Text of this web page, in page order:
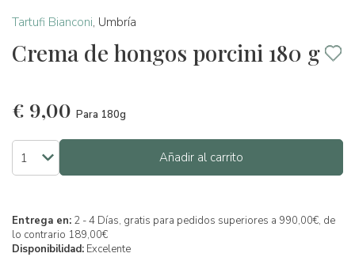
Tartufi Bianconi, Umbría
Crema de hongos porcini 180 g
€ 9,00 Para 180g
Añadir al carrito
Entrega en: 2 - 4 Días, gratis para pedidos superiores a 990,00€, de
lo contrario 189,00€
Disponibilidad: Excelente